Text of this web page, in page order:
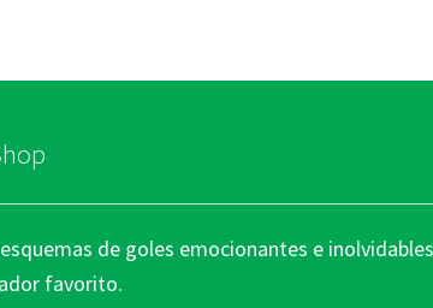
de goles emocionantes e
favorito.